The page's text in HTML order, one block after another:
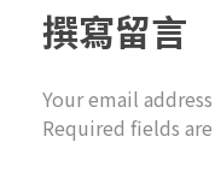
撰寫留言
Your email
Required fields